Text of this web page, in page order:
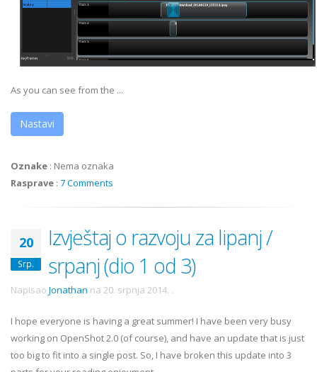
As you can see from the ...
Nastavi
Oznake : Nema oznaka
Rasprave : 7 Comments
20
Srp.
Izvještaj o razvoju za lipanj /
srpanj (dio 1 od 3)
Napisao Jonathan na 20. srpnja 2014. .
I hope everyone is having a great summer! I have been very busy
working on OpenShot 2.0 (of course), and have an update that is just
too big to fit into a single post. So, I have broken this update into 3